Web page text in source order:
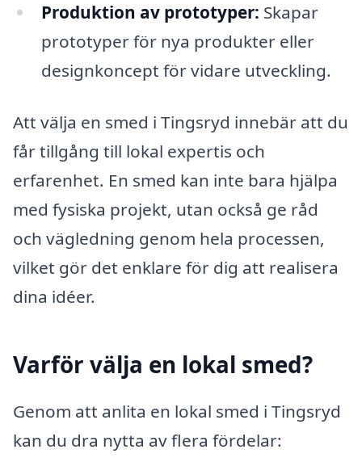
Produktion av prototyper: Skapar
prototyper för nya produkter eller
designkoncept för vidare utveckling.
Att välja en smed i Tingsryd innebär att du
får tillgång till lokal expertis och
erfarenhet. En smed kan inte bara hjälpa
med fysiska projekt, utan också ge råd
och vägledning genom hela processen,
vilket gör det enklare för dig att realisera
dina idéer.
Varför välja en lokal smed?
Genom att anlita en lokal smed i Tingsryd
kan du dra nytta av flera fördelar: